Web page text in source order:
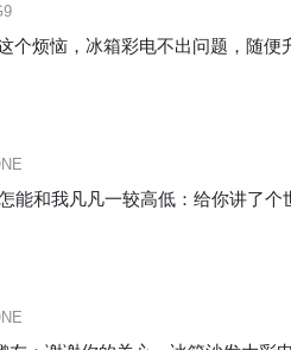
个烦恼，冰箱彩电不出问题，随便
能和我凡凡一较高低 ： 给你讲了个